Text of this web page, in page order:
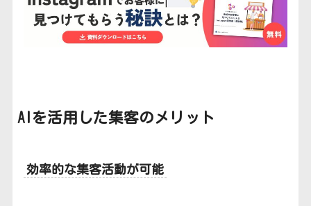
AIを活用した集客のメリット
効率的な集客活動が可能